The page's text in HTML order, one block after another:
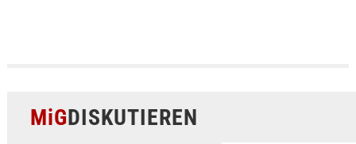
MiGDISKUTIEREN